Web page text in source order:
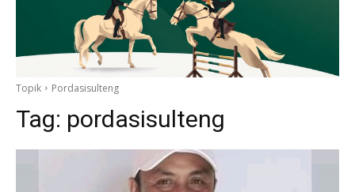
Topik Pordasisulteng
Tag: pordasisulteng